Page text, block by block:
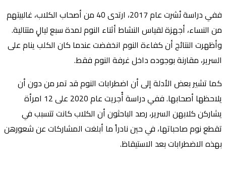
ففي دراسة نُشرت عام 2017، ارتدى 40 من أصحاب الكلاب، غالبيتهم
من النساء، أجهزة لقياس النشاط أثناء النوم لمدة سبع ليالٍ متتالية.
وأظهرت النتائج أن كفاءة النوم انخفضت عندما كان الكلب ينام على
السرير، مقارنة بوجوده داخل غرفة النوم فقط.
كما تشير بعض الأدلة إلى أن اضطرابات النوم قد تمر من دون أن
يلاحظها أصحابها. ففي دراسة أُجريت عام 2020 على 12 امرأة
يشاركن كلابهن السرير، رصد الباحثون أن الكلاب كانت تتسبب في
تقطع نوم صاحباتها، في حين نادراً ما أبلغت المشاركات عن شعورهن
بهذه الاضطرابات بعد الاستيقاظ.